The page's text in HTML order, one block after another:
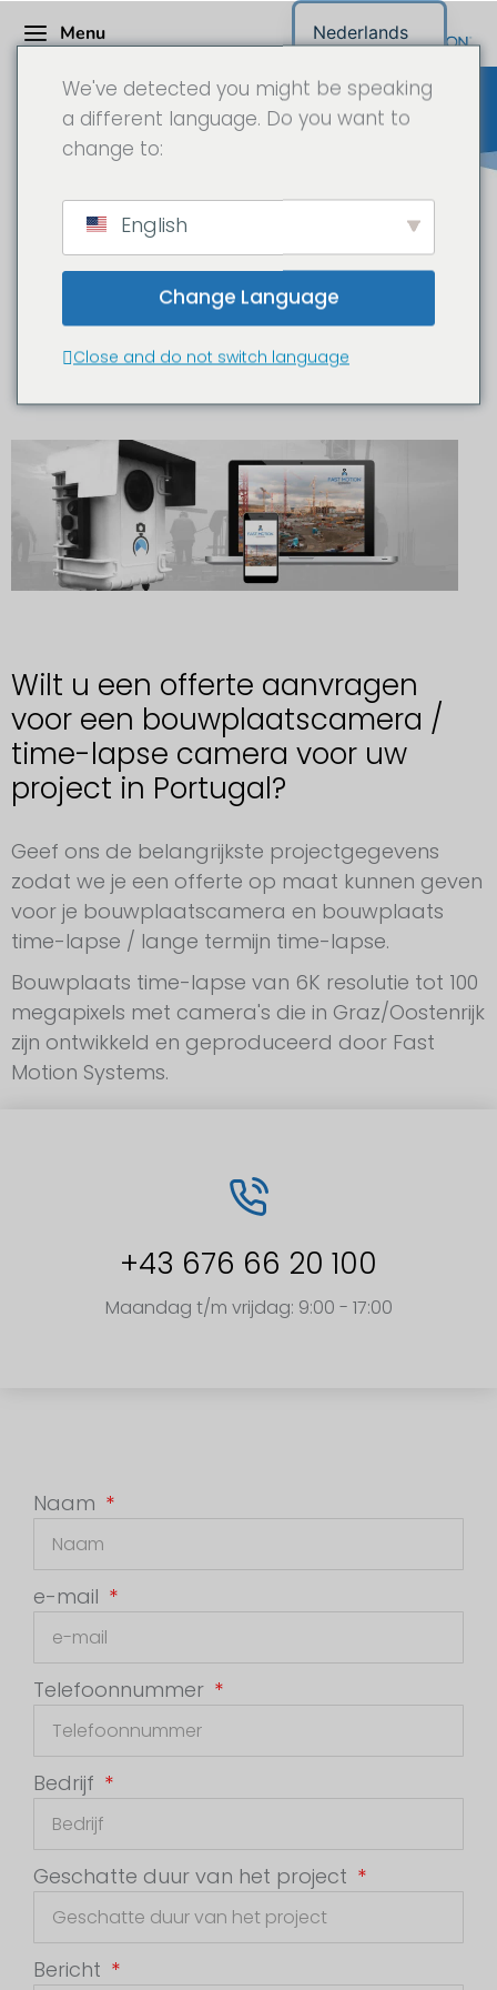
Menu
Bouwplaats camera Portugal
Bouwplaats time-lapse en
documentatie in Portugal
Wilt u een offerte aanvragen
voor een bouwplaatscamera /
time-lapse camera voor uw
project in Portugal?
Geef ons de belangrijkste projectgegevens
zodat we je een offerte op maat kunnen geven
voor je bouwplaatscamera en bouwplaats
time-lapse / lange termijn time-lapse.
Bouwplaats time-lapse van 6K resolutie tot 100
megapixels met camera's die in Graz/Oostenrijk
zijn ontwikkeld en geproduceerd door Fast
Motion Systems.
+43 676 66 20 100
Maandag t/m vrijdag: 9:00 - 17:00
Naam
e-mail
Telefoonnummer
Bedrijf
Geschatte duur van het project
Bericht
We've detected you might be speaking
a different language. Do you want to
change to:
English
Change Language
Close and do not switch language
Nederlands